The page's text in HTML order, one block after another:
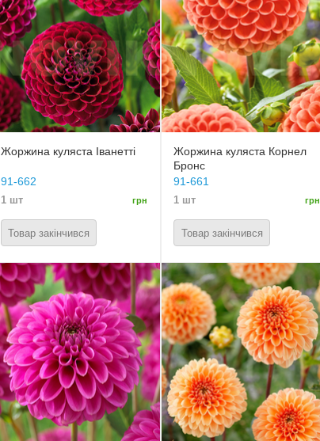
Жоржина куляста Іванетті
91-662
1 шт грн
Товар закінчився
Жоржина куляста Корнел
Бронс
91-661
1 шт грн
Товар закінчився